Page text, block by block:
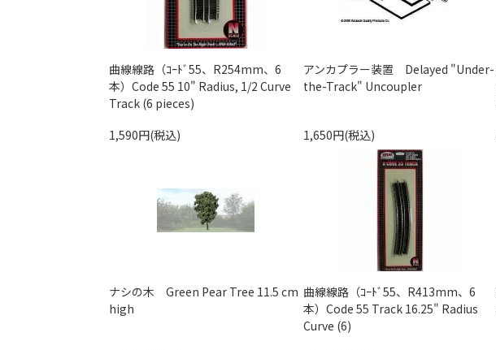
曲線線路（ｺｰﾄﾞ55、R254mm、6
本）Code 55 10" Radius, 1/2 Curve
Track (6 pieces)
1,590円(税込)
アンカプラー装置 Delayed "Under-
the-Track" Uncoupler
1,650円(税込)
ナシの木 Green Pear Tree 11.5 cm
high
曲線線路（ｺｰﾄﾞ55、R413mm、6
本）Code 55 Track 16.25" Radius
Curve (6)